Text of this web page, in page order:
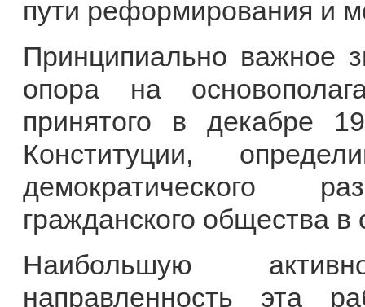
пути реформирования и
Принципиально важное
опора на
принятого в декабре
Конституции,
демократического
гражданского общества в
Наибольшую
направленность эта